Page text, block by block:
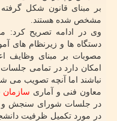
بر مبنای قانون شکل
مشخص شده هستند.
وی در ادامه تصریح کرد:
دستگاه ها و زیرنظام های
مصوبات بر مبنای وظایف
امکان دارد در تمامی
نباشند اما آنچه تصویب می
معاون فنی و آماری سازمان
در جلسات شورای سنجش و
در مورد تکمیل ظرفیت